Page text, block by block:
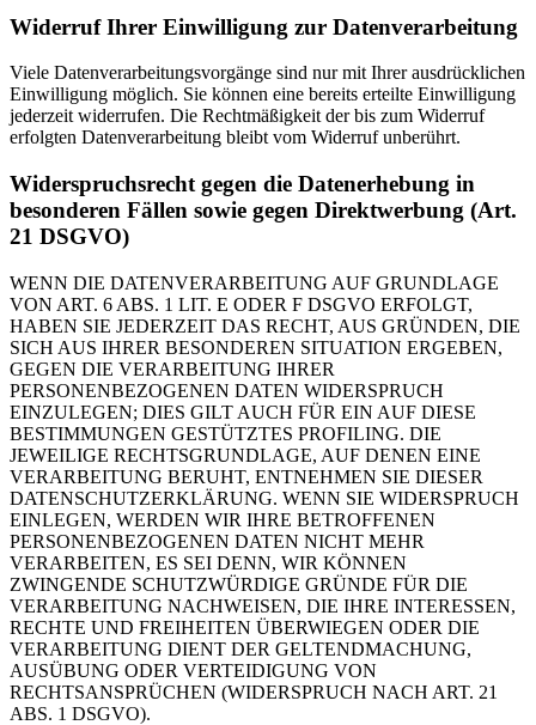
Widerruf Ihrer Einwilligung zur Datenverarbeitung
Viele Datenverarbeitungsvorgänge sind nur mit Ihrer ausdrücklichen
Einwilligung möglich. Sie können eine bereits erteilte Einwilligung
jederzeit widerrufen. Die Rechtmäßigkeit der bis zum Widerruf
erfolgten Datenverarbeitung bleibt vom Widerruf unberührt.
Widerspruchsrecht gegen die Datenerhebung in
besonderen Fällen sowie gegen Direktwerbung (Art.
21 DSGVO)
WENN DIE DATENVERARBEITUNG AUF GRUNDLAGE
VON ART. 6 ABS. 1 LIT. E ODER F DSGVO ERFOLGT,
HABEN SIE JEDERZEIT DAS RECHT, AUS GRÜNDEN, DIE
SICH AUS IHRER BESONDEREN SITUATION ERGEBEN,
GEGEN DIE VERARBEITUNG IHRER
PERSONENBEZOGENEN DATEN WIDERSPRUCH
EINZULEGEN; DIES GILT AUCH FÜR EIN AUF DIESE
BESTIMMUNGEN GESTÜTZTES PROFILING. DIE
JEWEILIGE RECHTSGRUNDLAGE, AUF DENEN EINE
VERARBEITUNG BERUHT, ENTNEHMEN SIE DIESER
DATENSCHUTZERKLÄRUNG. WENN SIE WIDERSPRUCH
EINLEGEN, WERDEN WIR IHRE BETROFFENEN
PERSONENBEZOGENEN DATEN NICHT MEHR
VERARBEITEN, ES SEI DENN, WIR KÖNNEN
ZWINGENDE SCHUTZWÜRDIGE GRÜNDE FÜR DIE
VERARBEITUNG NACHWEISEN, DIE IHRE INTERESSEN,
RECHTE UND FREIHEITEN ÜBERWIEGEN ODER DIE
VERARBEITUNG DIENT DER GELTENDMACHUNG,
AUSÜBUNG ODER VERTEIDIGUNG VON
RECHTSANSPRÜCHEN (WIDERSPRUCH NACH ART. 21
ABS. 1 DSGVO).